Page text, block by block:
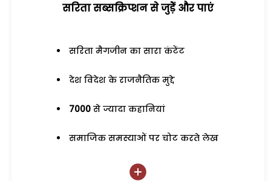
सरिता सब्सक्रिप्शन से जुड़ेें और पाएं
सरिता मैगजीन का सारा कंटेंट
देश विदेश के राजनैतिक मुद्दे
7000 से ज्यादा कहानियां
समाजिक समस्याओं पर चोट करते लेख